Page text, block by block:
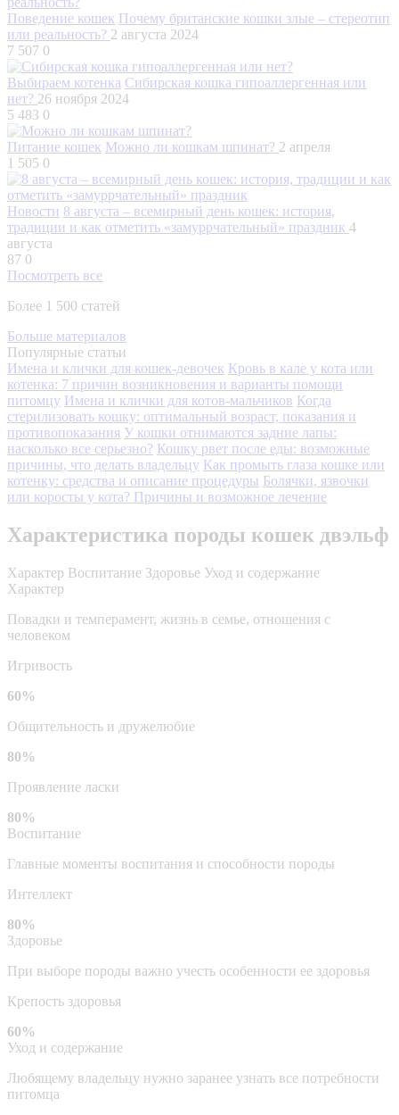
Поведение кошек Почему британские кошки злые – стереотип
или реальность? 2 августа 2024
7 507 0
Выбираем котенка Сибирская кошка гипоаллергенная или
нет? 26 ноября 2024
5 483 0
Питание кошек Можно ли кошкам шпинат? 2 апреля
1 505 0
Новости 8 августа – всемирный день кошек: история,
традиции и как отметить «замуррчательный» праздник 4
августа
87 0
Посмотреть все
Более 1 500 статей
Больше материалов
Популярные статьи
Имена и клички для кошек-девочек Кровь в кале у кота или
котенка: 7 причин возникновения и варианты помощи
питомцу Имена и клички для котов-мальчиков Когда
стерилизовать кошку: оптимальный возраст, показания и
противопоказания У кошки отнимаются задние лапы:
насколько все серьезно? Кошку рвет после еды: возможные
причины, что делать владельцу Как промыть глаза кошке или
котенку: средства и описание процедуры Болячки, язвочки
или коросты у кота? Причины и возможное лечение
Характеристика породы кошек двэльф
Характер Воспитание Здоровье Уход и содержание
Характер
Повадки и темперамент, жизнь в семье, отношения с
человеком
Игривость
60%
Общительность и дружелюбие
80%
Проявление ласки
80%
Воспитание
Главные моменты воспитания и способности породы
Интеллект
80%
Здоровье
При выборе породы важно учесть особенности ее здоровья
Крепость здоровья
60%
Уход и содержание
Любящему владельцу нужно заранее узнать все потребности
питомца